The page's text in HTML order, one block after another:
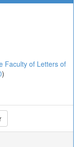
Faculty of Letters of
)